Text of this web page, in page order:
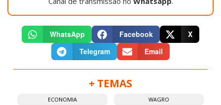
WhatsApp Facebook
X
Telegram
Email
+ TEMAS
ECONOMIA WAGRO